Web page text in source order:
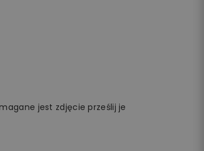
jest zdjęcie prześlij je